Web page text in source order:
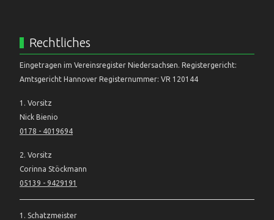
Rechtliches
Eingetragen im Vereinsregister Niedersachsen. Registergericht:
Amtsgericht Hannover Registernummer: VR 120144
1. Vorsitz
Nick Bienio
0178 - 4019694
2. Vorsitz
Corinna Stöckmann
05139 - 9429191
1. Schatzmeister